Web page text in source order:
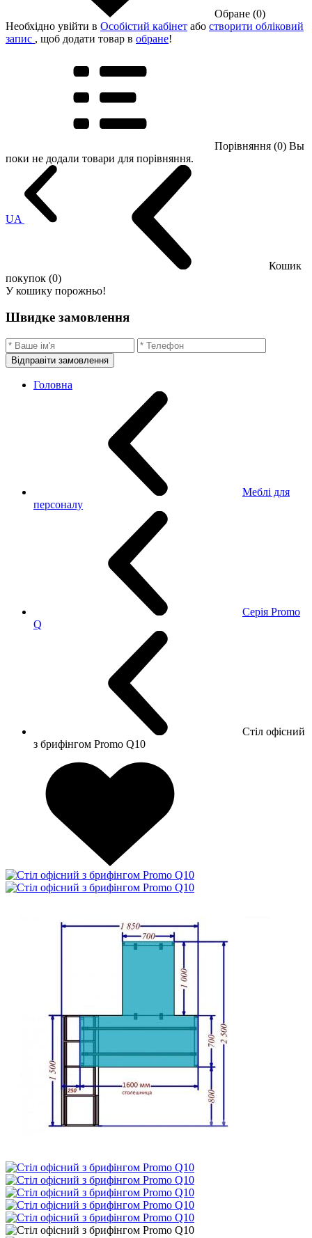
Обране (0)
Необхідно увійти в Особістий кабінет або створити обліковий
запис , щоб додати товар в обране!
Порівняння (0) Вы
поки не додали товари для порівняння.
UA
Кошик
покупок (0)
У кошику порожньо!
Швидке замовлення
Відправіти замовлення
Головна
Меблі для
персоналу
Серія Promo
Q
Стіл офісний
з брифінгом Promo Q10